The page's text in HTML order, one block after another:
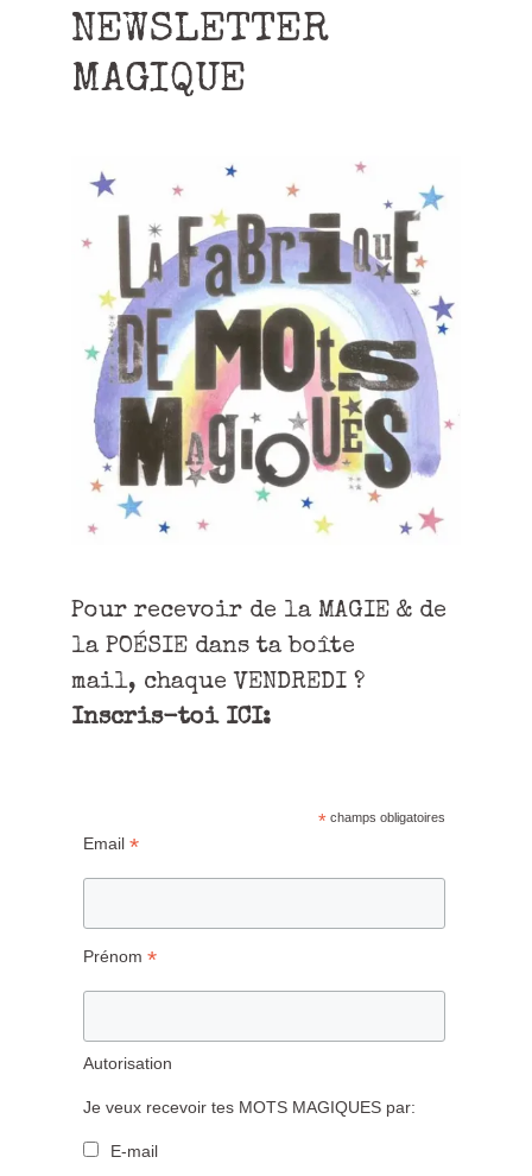
NEWSLETTER
MAGIQUE
Pour recevoir de la MAGIE & de
la POÉSIE dans ta boîte
mail, chaque VENDREDI ?
Inscris-toi ICI:
* champs obligatoires
Email *
Prénom *
Autorisation
Je veux recevoir tes MOTS MAGIQUES par:
E-mail